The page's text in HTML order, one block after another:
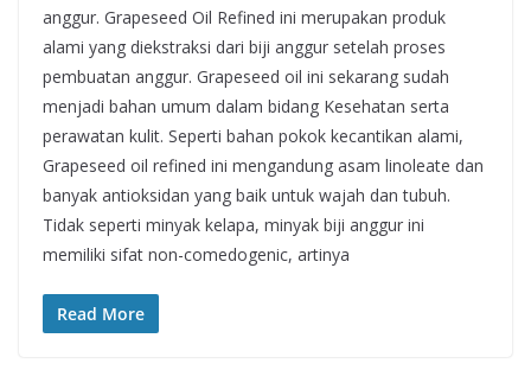
anggur. Grapeseed Oil Refined ini merupakan produk
alami yang diekstraksi dari biji anggur setelah proses
pembuatan anggur. Grapeseed oil ini sekarang sudah
menjadi bahan umum dalam bidang Kesehatan serta
perawatan kulit. Seperti bahan pokok kecantikan alami,
Grapeseed oil refined ini mengandung asam linoleate dan
banyak antioksidan yang baik untuk wajah dan tubuh.
Tidak seperti minyak kelapa, minyak biji anggur ini
memiliki sifat non-comedogenic, artinya
Read More